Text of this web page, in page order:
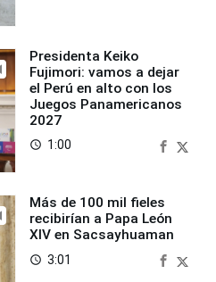
Presidenta Keiko
Fujimori: vamos a dejar
el Perú en alto con los
Juegos Panamericanos
2027
access_time 1:00
Más de 100 mil fieles
recibirían a Papa León
XIV en Sacsayhuaman
access_time 3:01